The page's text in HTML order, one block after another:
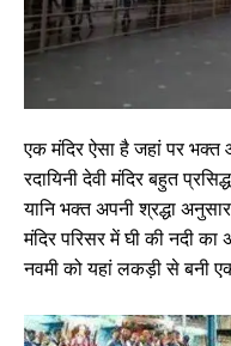
एक मंदिर ऐसा है जहां पर भक्त
रदायिनी देवी मंदिर बहुत
यानि भक्त अपनी श्रद्धा
मंदिर परिसर में घी की नदी
नवमी को यहां लकड़ी से बनी